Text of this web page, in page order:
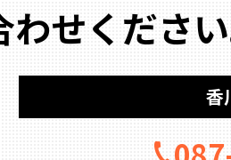
せください
香